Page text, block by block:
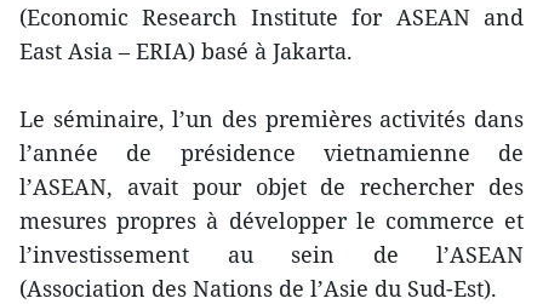
(Economic Research Institute for ASEAN and
East Asia – ERIA) basé à Jakarta.
Le séminaire, l’un des premières activités dans
l’année de présidence vietnamienne de
l’ASEAN, avait pour objet de rechercher des
mesures propres à développer le commerce et
l’investissement au sein de l’ASEAN
(Association des Nations de l’Asie du Sud-Est).